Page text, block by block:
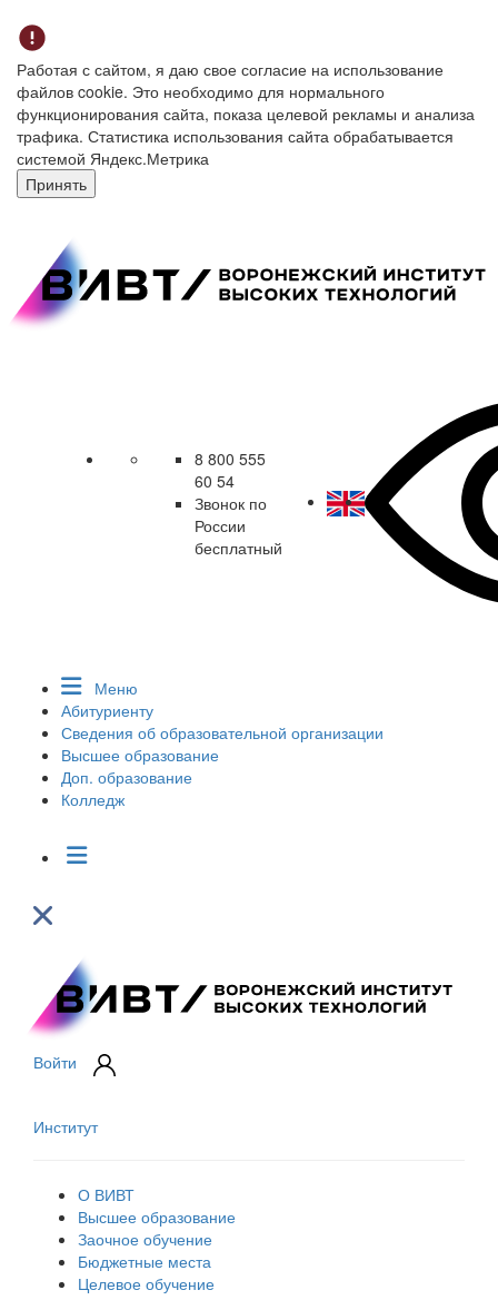
Работая с сайтом, я даю свое согласие на использование
файлов cookie. Это необходимо для нормального
функционирования сайта, показа целевой рекламы и анализа
трафика. Статистика использования сайта обрабатывается
системой Яндекс.Метрика
Принять
8 800 555
60 54
Звонок по
России
бесплатный
Меню
Абитуриенту
Сведения об образовательной организации
Высшее образование
Доп. образование
Колледж
Войти
Институт
О ВИВТ
Высшее образование
Заочное обучение
Бюджетные места
Целевое обучение